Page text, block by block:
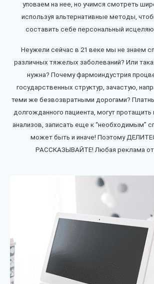
уповаем на нее, но учимся смотреть
используя альтернативные методы,
составить себе персональный
Неужели сейчас в 21 веке мы не знаем
различных тяжелых заболеваний? Или
нужна? Почему фармоиндустрия
государственных структур, зачастую,
теми же безвозвратными дорогами?
долгожданного пациента, могут протащить
анализов, записать еще к “необходимым”
может быть и иначе! Поэтому
РАССКАЗЫВАЙТЕ! Любая реклама